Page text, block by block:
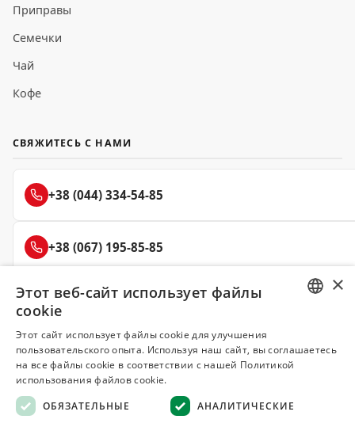
Приправы
Семечки
Чай
Кофе
СВЯЖИТЕСЬ С НАМИ
+38 (044) 334-54-85
+38 (067) 195-85-85
+38 (050) 145-85-45
Делюкс
СПЕЦИИ И ПРЯНОСТИ
UKRAINIAN
×
Этот веб-сайт использует файлы
cookie
Этот сайт использует файлы cookie для улучшения
пользовательского опыта. Используя наш сайт, вы соглашаетесь
на все файлы cookie в соответствии с нашей Политикой
использования файлов cookie.
ОБЯЗАТЕЛЬНЫЕ
АНАЛИТИЧЕСКИЕ